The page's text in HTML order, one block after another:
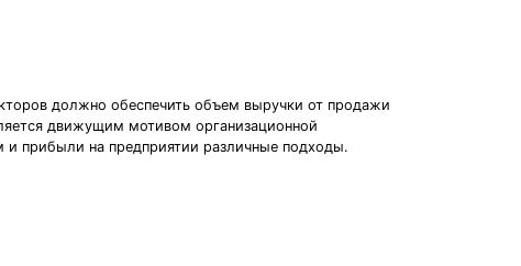
должно обеспечить объем выручки от продажи
движущим мотивом организационной
прибыли на предприятии различные подходы.